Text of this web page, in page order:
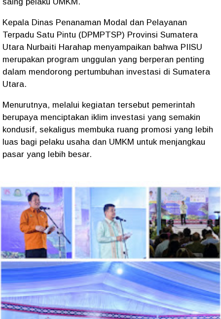
Kepala Dinas Penanaman Modal dan Pelayanan
Terpadu Satu Pintu (DPMPTSP) Provinsi Sumatera
Utara Nurbaiti Harahap menyampaikan bahwa PIISU
merupakan program unggulan yang berperan penting
dalam mendorong pertumbuhan investasi di Sumatera
Utara.
Menurutnya, melalui kegiatan tersebut pemerintah
berupaya menciptakan iklim investasi yang semakin
kondusif, sekaligus membuka ruang promosi yang lebih
luas bagi pelaku usaha dan UMKM untuk menjangkau
pasar yang lebih besar.